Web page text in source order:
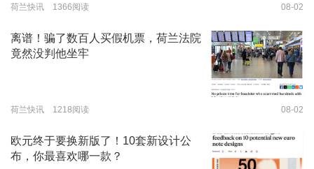
荷兰快讯 1366阅读 08-02
离谱！骗了数百人买假机票，荷兰法院
竟然没判他坐牢
荷兰快讯 1218阅读 08-02
欧元终于要换新版了！10套新设计公
布，你最喜欢哪一款？